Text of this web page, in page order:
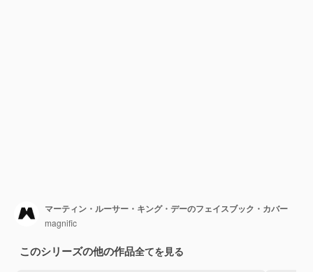
マーティン・ルーサー・キング・デーのフェイスブック・カバー
magnific
このシリーズの他の作品全てを見る